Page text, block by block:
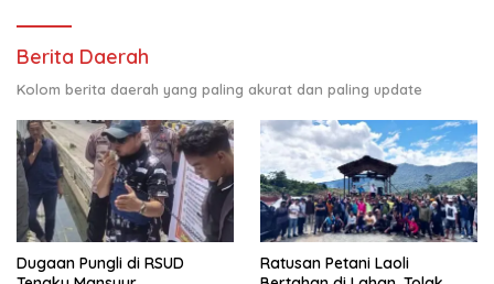
Berita Daerah
Kolom berita daerah yang paling akurat dan paling update
Dugaan Pungli di RSUD
Ratusan Petani Laoli